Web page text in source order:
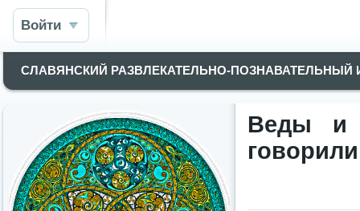
Войти
СЛАВЯНСКИЙ РАЗВЛЕКАТЕЛЬНО-
Веды и